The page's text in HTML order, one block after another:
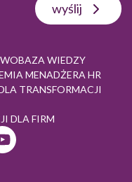
wyślij
BAZA WIEDZY
MENADŻERA HR
TRANSFORMACJI
DLA FIRM